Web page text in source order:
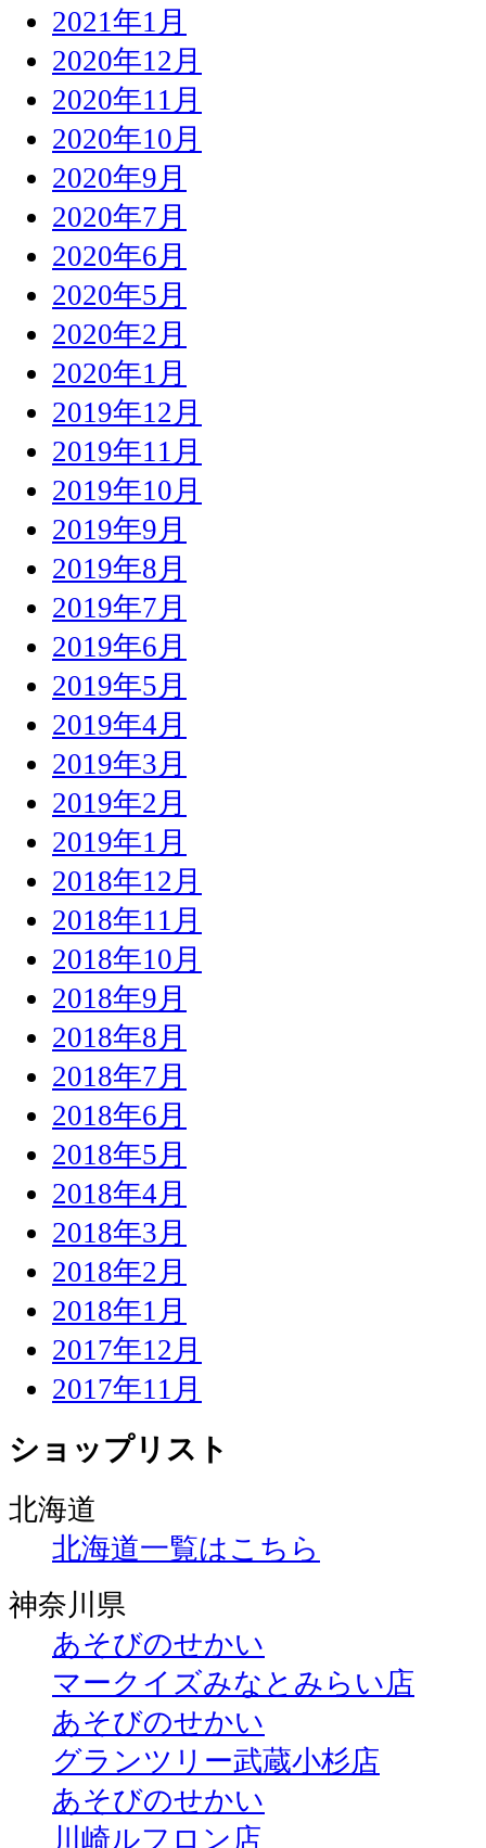
2021年1月
2020年12月
2020年11月
2020年10月
2020年9月
2020年7月
2020年6月
2020年5月
2020年2月
2020年1月
2019年12月
2019年11月
2019年10月
2019年9月
2019年8月
2019年7月
2019年6月
2019年5月
2019年4月
2019年3月
2019年2月
2019年1月
2018年12月
2018年11月
2018年10月
2018年9月
2018年8月
2018年7月
2018年6月
2018年5月
2018年4月
2018年3月
2018年2月
2018年1月
2017年12月
2017年11月
ショップリスト
北海道
北海道一覧はこちら
神奈川県
あそびのせかい
マークイズみなとみらい店
あそびのせかい
グランツリー武蔵小杉店
あそびのせかい
川崎ルフロン店